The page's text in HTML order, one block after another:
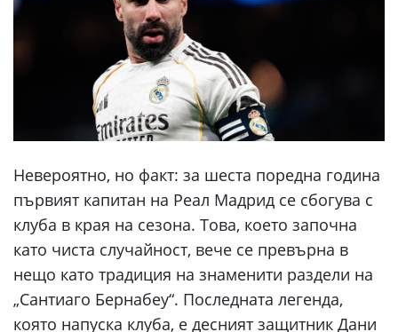
Невероятно, но факт: за шеста поредна година
първият капитан на Реал Мадрид се сбогува с
клуба в края на сезона. Това, което започна
като чиста случайност, вече се превърна в
нещо като традиция на знаменити раздели на
„Сантиаго Бернабеу“. Последната легенда,
която напуска клуба, е десният защитник Дани